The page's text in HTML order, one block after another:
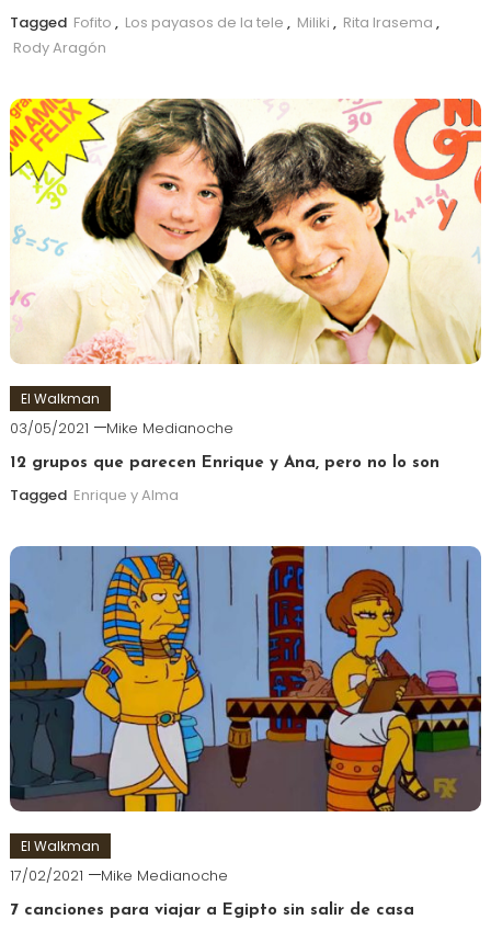
Tagged Fofito , Los payasos de la tele , Miliki , Rita Irasema ,
Rody Aragón
El Walkman
03/05/2021 Mike Medianoche
12 grupos que parecen Enrique y Ana, pero no lo son
Tagged Enrique y Alma
El Walkman
17/02/2021 Mike Medianoche
7 canciones para viajar a Egipto sin salir de casa